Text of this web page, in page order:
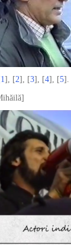
1], [2], [3], [4], [5].